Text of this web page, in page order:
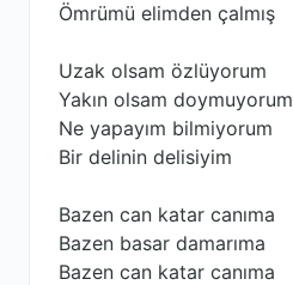
Ömrümü elimden çalmış
Uzak olsam özlüyorum
Yakın olsam doymuyorum
Ne yapayım bilmiyorum
Bir delinin delisiyim
Bazen can katar canıma
Bazen basar damarıma
Bazen can katar canıma